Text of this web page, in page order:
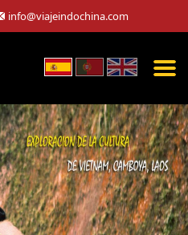
info@viajeindochina.com